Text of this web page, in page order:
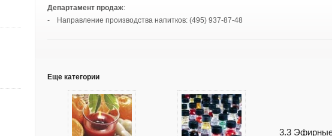
Департамент продаж:
- Направление производства напитков: (495) 937-87-48
Еще категории
3.3